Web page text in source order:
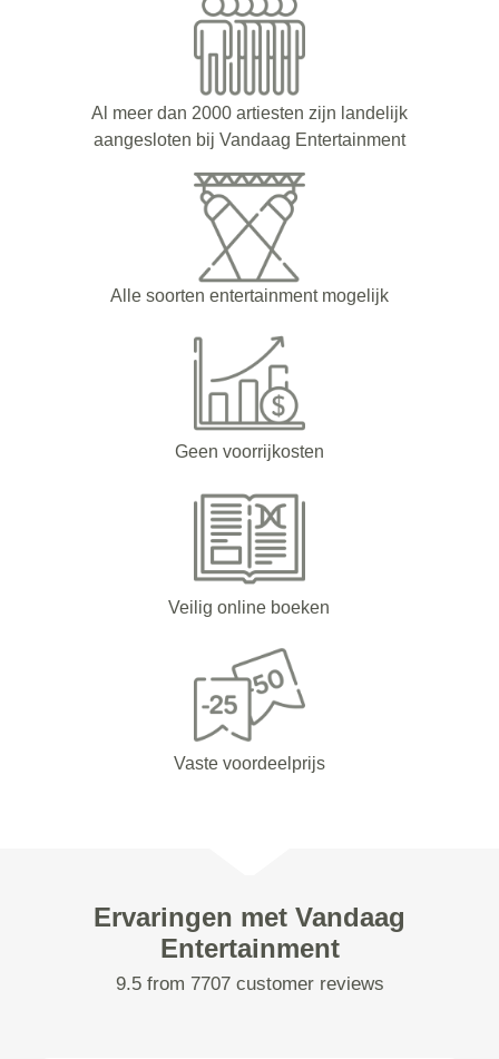
Al meer dan 2000 artiesten zijn landelijk
aangesloten bij Vandaag Entertainment
Alle soorten entertainment mogelijk
Geen voorrijkosten
Veilig online boeken
Vaste voordeelprijs
Ervaringen met Vandaag
Entertainment
9.5 from 7707 customer reviews